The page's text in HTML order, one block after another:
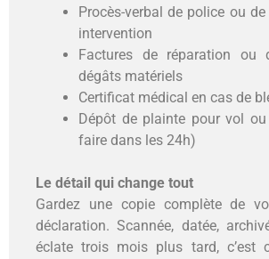
Procès-verbal de police ou
intervention
Factures de réparation ou
dégâts matériels
Certificat médical en cas de
Dépôt de plainte pour vol
faire dans les 24h)
Le détail qui change tout
Gardez une copie complète de
déclaration. Scannée, datée,
éclate trois mois plus tard, c’est